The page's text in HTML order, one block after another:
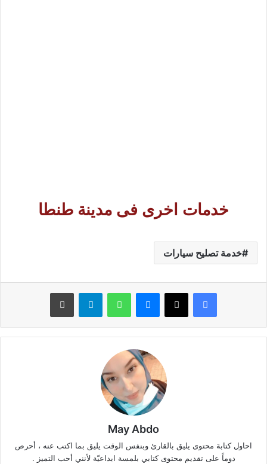
خدمات اخرى فى مدينة طنطا
خدمة تصليح سيارات
ماسنجر واتساب تيلقرام طباعة
May Abdo
احاول كتابة محتوى يليق بالقارئ وبنفس الوقت يليق بما اكتب عنه ، أحرص
دوماً على تقديم محتوى كتابي بلمسة ابداعيّة لأنني أحب التميز .